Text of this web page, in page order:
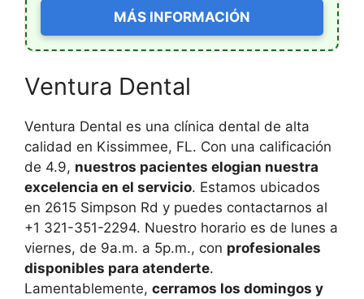
MÁS INFORMACIÓN
Ventura Dental
Ventura Dental es una clínica dental de alta
calidad en Kissimmee, FL. Con una calificación
de 4.9, nuestros pacientes elogian nuestra
excelencia en el servicio. Estamos ubicados
en 2615 Simpson Rd y puedes contactarnos al
+1 321-351-2294. Nuestro horario es de lunes a
viernes, de 9a.m. a 5p.m., con profesionales
disponibles para atenderte.
Lamentablemente, cerramos los domingos y